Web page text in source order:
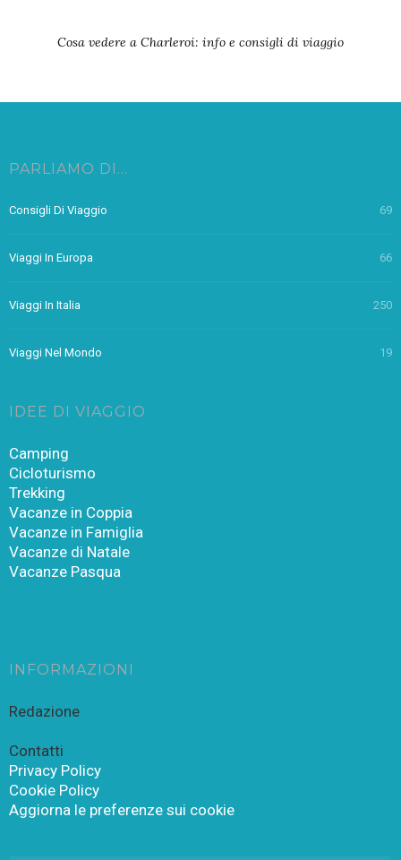
Cosa vedere a Charleroi: info e consigli di viaggio
PARLIAMO DI…
Consigli Di Viaggio 69
Viaggi In Europa 66
Viaggi In Italia 250
Viaggi Nel Mondo 19
IDEE DI VIAGGIO
Camping
Cicloturismo
Trekking
Vacanze in Coppia
Vacanze in Famiglia
Vacanze di Natale
Vacanze Pasqua
INFORMAZIONI
Redazione
Contatti
Privacy Policy
Cookie Policy
Aggiorna le preferenze sui cookie